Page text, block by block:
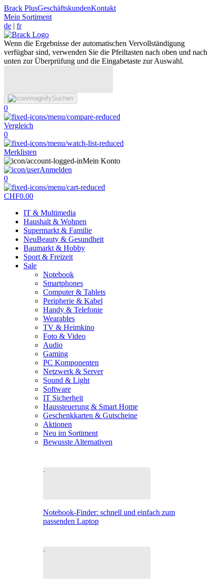
Brack PlusGeschäftskundenKontakt
Mein Sortiment
de | fr
Wenn die Ergebnisse der automatischen Vervollständigung
verfügbar sind, verwenden Sie die Pfeiltasten nach oben und nach
unten zur Überprüfung und die Eingabetaste zur Auswahl.
Suchen
0
Vergleich
0
Merklisten
Mein Konto
Anmelden
0
CHF0.00
IT & Multimedia
Haushalt & Wohnen
Supermarkt & Familie
NeuBeauty & Gesundheit
Baumarkt & Hobby
Sport & Freizeit
Sale
Notebook
Smartphones
Computer & Tablets
Peripherie & Kabel
Handy & Telefonie
Wearables
TV & Heimkino
Foto & Video
Audio
Gaming
PC Komponenten
Netzwerk & Server
Sound & Light
Software
IT Sicherheit
Haussteuerung & Smart Home
Geschenkkarten & Gutscheine
Aktionen
Neu im Sortiment
Bewusste Alternativen
Notebook-Finder: schnell und einfach zum
passenden Laptop